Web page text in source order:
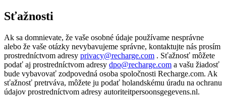
Sťažnosti
Ak sa domnievate, že vaše osobné údaje používame nesprávne
alebo že vaše otázky nevybavujeme správne, kontaktujte nás prosím
prostredníctvom adresy privacy@recharge.com . Sťažnosť môžete
podať aj prostredníctvom adresy dpo@recharge.com a vašu žiadosť
bude vybavovať zodpovedná osoba spoločnosti Recharge.com. Ak
sťažnosť pretrváva, môžete ju podať holandskému úradu na ochranu
údajov prostredníctvom adresy autoriteitpersoonsgegevens.nl.